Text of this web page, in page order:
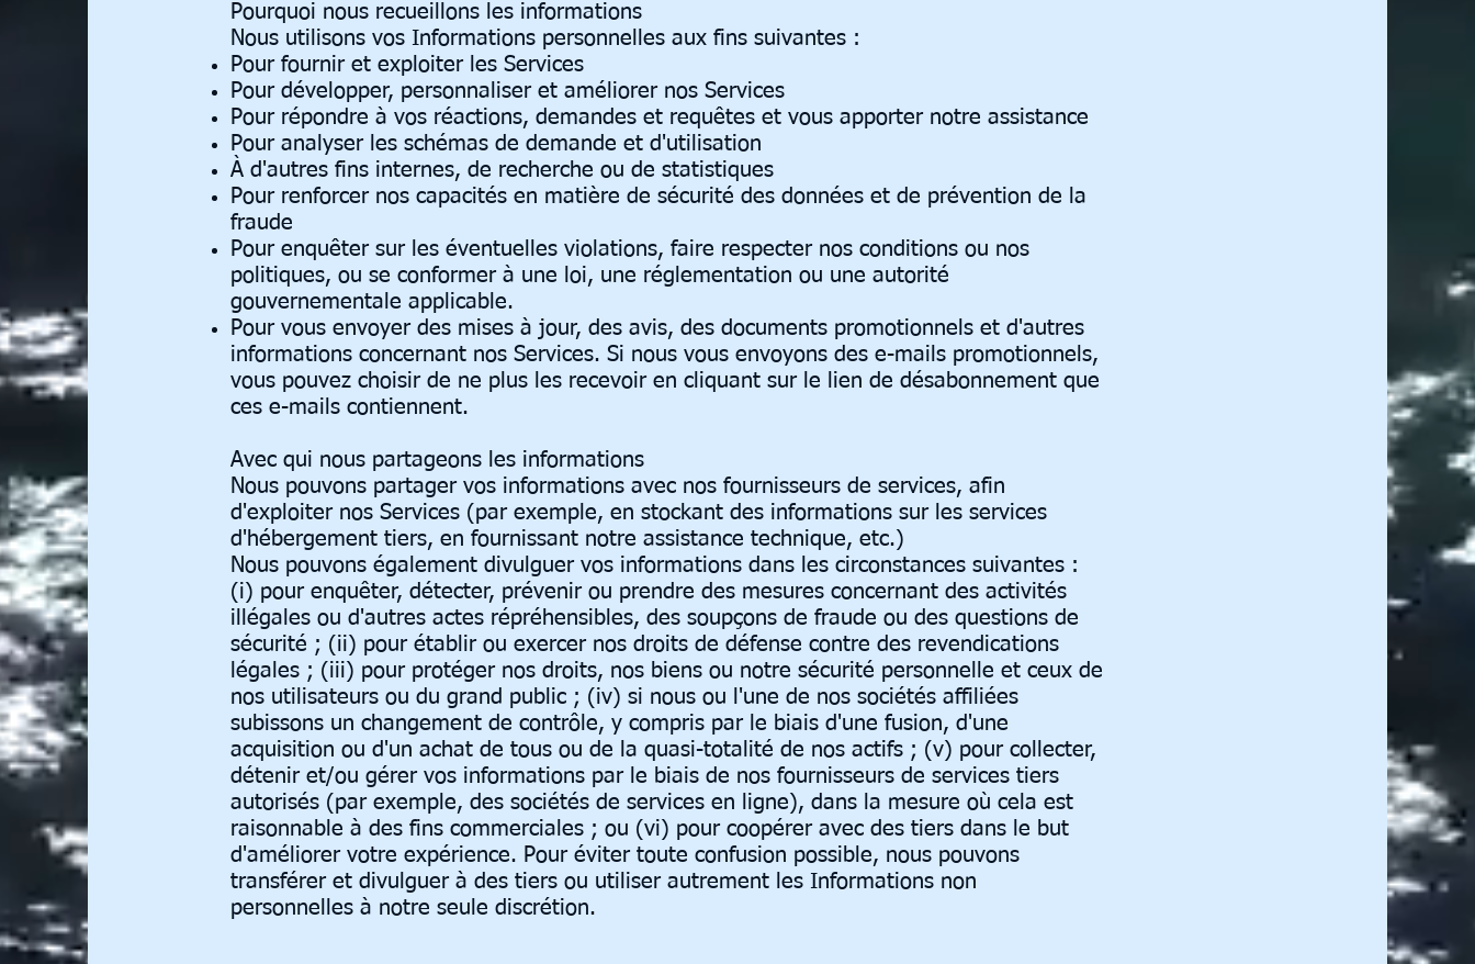
Pourquoi nous recueillons les informations
Nous utilisons vos Informations personnelles aux fins suivantes :
Pour fournir et exploiter les Services
Pour développer, personnaliser et améliorer nos Services
Pour répondre à vos réactions, demandes et requêtes et vous apporter notre assistance
Pour analyser les schémas de demande et d'utilisation
À d'autres fins internes, de recherche ou de statistiques
Pour renforcer nos capacités en matière de sécurité des données et de prévention de la
fraude
Pour enquêter sur les éventuelles violations, faire respecter nos conditions ou nos
politiques, ou se conformer à une loi, une réglementation ou une autorité
gouvernementale applicable.
Pour vous envoyer des mises à jour, des avis, des documents promotionnels et d'autres
informations concernant nos Services. Si nous vous envoyons des e-mails promotionnels,
vous pouvez choisir de ne plus les recevoir en cliquant sur le lien de désabonnement que
ces e-mails contiennent.
Avec qui nous partageons les informations
Nous pouvons partager vos informations avec nos fournisseurs de services, afin
d'exploiter nos Services (par exemple, en stockant des informations sur les services
d'hébergement tiers, en fournissant notre assistance technique, etc.)
Nous pouvons également divulguer vos informations dans les circonstances suivantes :
(i) pour enquêter, détecter, prévenir ou prendre des mesures concernant des activités
illégales ou d'autres actes répréhensibles, des soupçons de fraude ou des questions de
sécurité ; (ii) pour établir ou exercer nos droits de défense contre des revendications
légales ; (iii) pour protéger nos droits, nos biens ou notre sécurité personnelle et ceux de
nos utilisateurs ou du grand public ; (iv) si nous ou l'une de nos sociétés affiliées
subissons un changement de contrôle, y compris par le biais d'une fusion, d'une
acquisition ou d'un achat de tous ou de la quasi-totalité de nos actifs ; (v) pour collecter,
détenir et/ou gérer vos informations par le biais de nos fournisseurs de services tiers
autorisés (par exemple, des sociétés de services en ligne), dans la mesure où cela est
raisonnable à des fins commerciales ; ou (vi) pour coopérer avec des tiers dans le but
d'améliorer votre expérience. Pour éviter toute confusion possible, nous pouvons
transférer et divulguer à des tiers ou utiliser autrement les Informations non
personnelles à notre seule discrétion.